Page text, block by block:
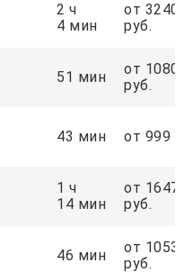
2 ч
4 мин
от 3240
руб.
51 мин
от 1080
руб.
43 мин от 999
1 ч
14 мин
от 1647
руб.
46 мин
от 1053
руб.